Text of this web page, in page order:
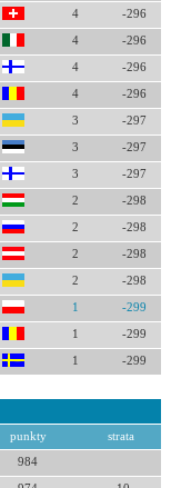
4 -296
4 -296
4 -296
4 -296
3 -297
3 -297
3 -297
2 -298
2 -298
2 -298
2 -298
1 -299
1 -299
1 -299
punkty strata
984